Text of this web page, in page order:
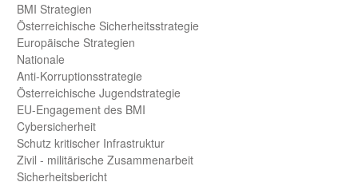
BMI Strategien
Öster­reichische Sicherheits­strategie
Europäische Strategien
Nationale
Anti-Korruptions­strategie
Öster­reichische Jugend­strategie
EU-Engagement des BMI
Cybersicherheit
Schutz kritischer Infra­struktur
Zivil - militärische Zusammen­arbeit
Sicherheits­bericht